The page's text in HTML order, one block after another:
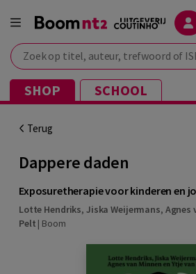
Zoek op titel, auteur, trefwoord of ISBN
SHOP SCHOOL
Terug
Dappere daden
Exposuretherapie voor kinderen en
Lotte Hendriks, Jiska Weijermans, Agnes
Pelt | Boom